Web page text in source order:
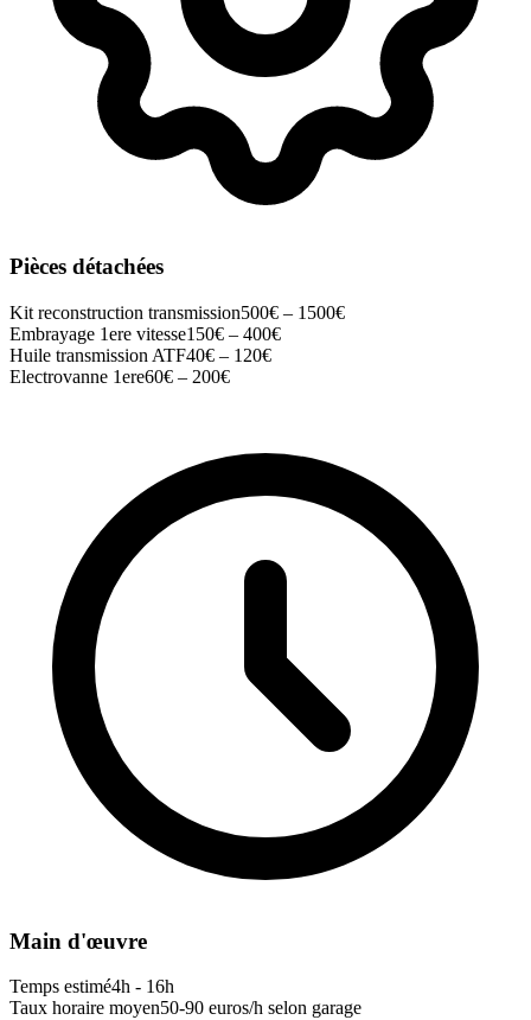
Pièces détachées
Kit reconstruction transmission500€ – 1500€
Embrayage 1ere vitesse150€ – 400€
Huile transmission ATF40€ – 120€
Electrovanne 1ere60€ – 200€
Main d'œuvre
Temps estimé4h - 16h
Taux horaire moyen50-90 euros/h selon garage